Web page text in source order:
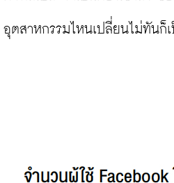
อุตสาหกรรมไหนเปลี่ยนไม่ทันก็